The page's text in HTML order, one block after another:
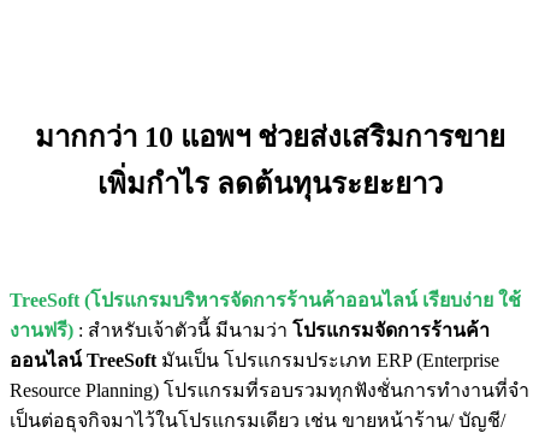
มากกว่า 10 แอพฯ ช่วยส่งเสริมการขาย
เพิ่มกำไร ลดต้นทุนระยะยาว
TreeSoft (โปรแกรมบริหารจัดการร้านค้าออนไลน์ เรียบง่าย ใช้
งานฟรี) : สำหรับเจ้าตัวนี้ มีนามว่า โปรแกรมจัดการร้านค้า
ออนไลน์ TreeSoft มันเป็น โปรแกรมประเภท ERP (Enterprise
Resource Planning) โปรแกรมที่รอบรวมทุกฟังชั่นการทำงานที่จำ
เป็นต่อธุจกิจมาไว้ในโปรแกรมเดียว เช่น ขายหน้าร้าน/ บัญชี/